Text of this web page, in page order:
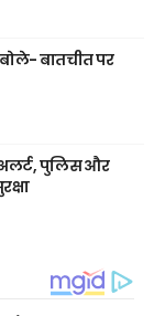
बातचीत पर
पुलिस और